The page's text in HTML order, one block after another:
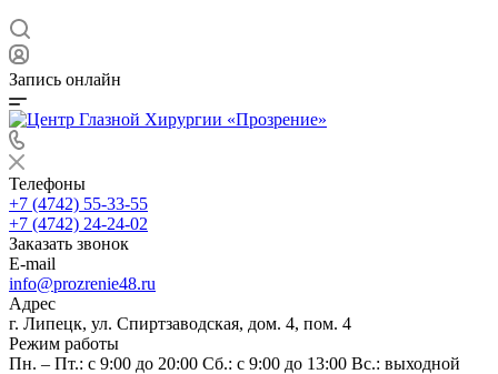
Запись онлайн
Телефоны
+7 (4742) 55-33-55
+7 (4742) 24-24-02
Заказать звонок
E-mail
info@prozrenie48.ru
Адрес
г. Липецк, ул. Спиртзаводская, дом. 4, пом. 4
Режим работы
Пн. – Пт.: с 9:00 до 20:00 Сб.: с 9:00 до 13:00 Вс.: выходной